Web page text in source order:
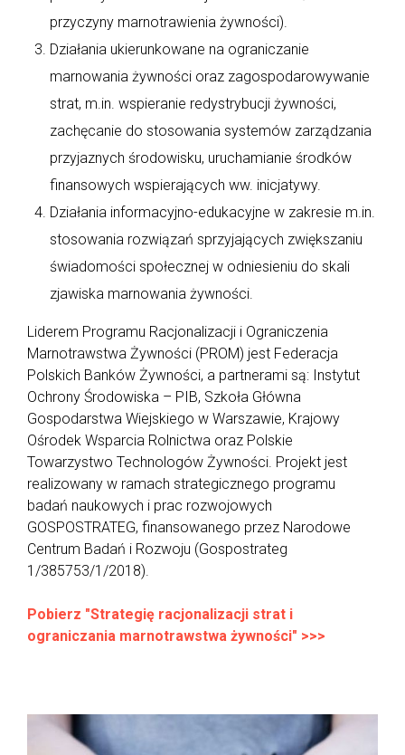
przyczyny marnotrawienia żywności).
Działania ukierunkowane na ograniczanie
marnowania żywności oraz zagospodarowywanie
strat, m.in. wspieranie redystrybucji żywności,
zachęcanie do stosowania systemów zarządzania
przyjaznych środowisku, uruchamianie środków
finansowych wspierających ww. inicjatywy.
Działania informacyjno-edukacyjne w zakresie m.in.
stosowania rozwiązań sprzyjających zwiększaniu
świadomości społecznej w odniesieniu do skali
zjawiska marnowania żywności.
Liderem Programu Racjonalizacji i Ograniczenia
Marnotrawstwa Żywności (PROM) jest Federacja
Polskich Banków Żywności, a partnerami są: Instytut
Ochrony Środowiska – PIB, Szkoła Główna
Gospodarstwa Wiejskiego w Warszawie, Krajowy
Ośrodek Wsparcia Rolnictwa oraz Polskie
Towarzystwo Technologów Żywności. Projekt jest
realizowany w ramach strategicznego programu
badań naukowych i prac rozwojowych
GOSPOSTRATEG, finansowanego przez Narodowe
Centrum Badań i Rozwoju (Gospostrateg
1/385753/1/2018).
Pobierz "Strategię racjonalizacji strat i
ograniczania marnotrawstwa żywności" >>>